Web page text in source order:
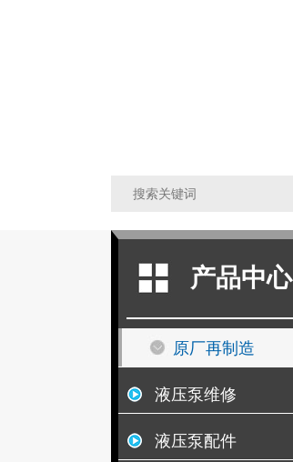
产品中心
原厂再制造
液压泵维修
液压泵配件